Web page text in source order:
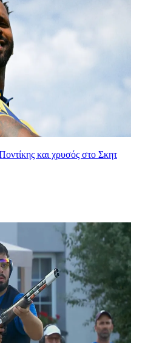
και χρυσός στο Σκητ